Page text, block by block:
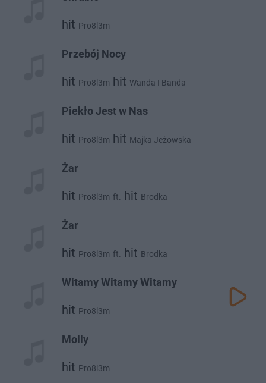
hit Pro8l3m
Przebój Nocy
hit Pro8l3m hit Wanda I Banda
Piekło Jest w Nas
hit Pro8l3m hit Majka Jeżowska
Żar
hit Pro8l3m ft. hit Brodka
Żar
hit Pro8l3m ft. hit Brodka
Witamy Witamy Witamy
hit Pro8l3m
Molly
hit Pro8l3m